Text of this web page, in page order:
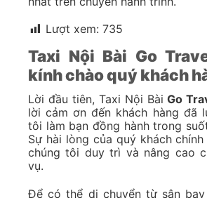
Thông thường, nếu thuê taxi
Hóa, bạn nên thương lượng
được chuyến đi thoải mái nhất
những số tiền đang nhảy trên
quãng đường. Tất nhiên, nếu
Nội Bài 247 thì việc có sẵn giá
sử dụng dịch vụ của chúng tôi.
3. So sánh giá ở một vài đơn vị khác
Với rất nhiều đơn vị đang có
cung cấp dịch vụ di chuyển từ
Hóa thì bạn có thể dễ dàng so
chọn ra phương án phù hợp nhất.